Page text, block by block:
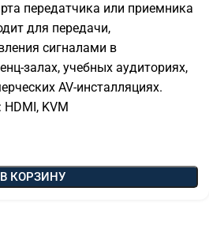
передатчика или приемника
для передачи,
сигналами в
залах, учебных аудиториях,
AV-инсталляциях.
KVM
В КОРЗИНУ